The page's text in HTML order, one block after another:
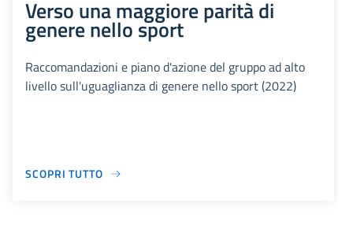
Verso una maggiore parità di
genere nello sport
Raccomandazioni e piano d'azione del gruppo ad alto
livello sull'uguaglianza di genere nello sport (2022)
SCOPRI TUTTO